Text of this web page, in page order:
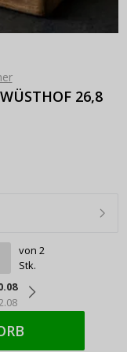
26,8
von 2
Stk.